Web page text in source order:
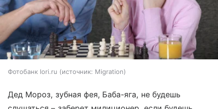
Фотобанк lori.ru источник: Migration
Дед Мороз, зубная фея, Баба-яга, не будешь